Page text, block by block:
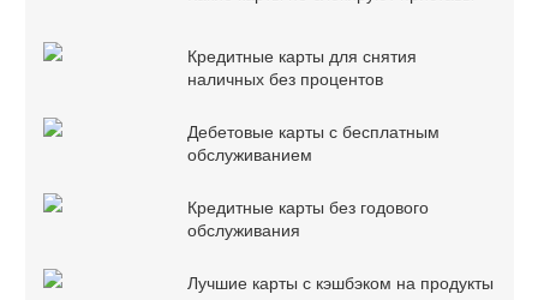
Кредитные карты для снятия
наличных без процентов
Дебетовые карты с бесплатным
обслуживанием
Кредитные карты без годового
обслуживания
Лучшие карты с кэшбэком на продукты